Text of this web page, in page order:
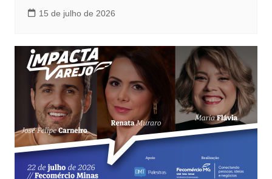
15 de julho de 2026